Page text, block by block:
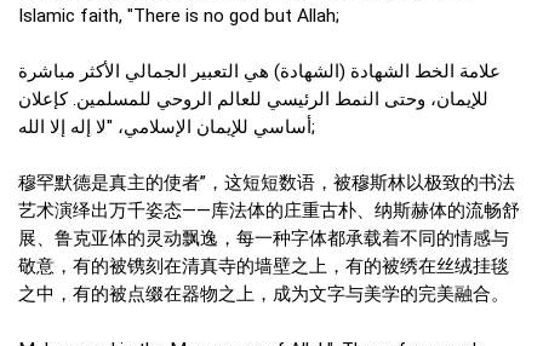
Islamic faith, "There is no god but Allah;
علامة الخط الشهادة (الشهادة) هي التعبير الجمالي الأكثر مباشرة
للإيمان، وحتى النمط الرئيسي للعالم الروحي للمسلمين. كإعلان
أساسي للإيمان الإسلامي، "لا إله إلا الله;
穆罕默德是真主的使者”，这短短数语，被穆斯林以极致的书法
艺术演绎出万千姿态——库法体的庄重古朴、纳斯赫体的流畅舒
展、鲁克亚体的灵动飘逸，每一种字体都承载着不同的情感与
敬意，有的被镌刻在清真寺的墙壁之上，有的被绣在丝绒挂毯
之中，有的被点缀在器物之上，成为文字与美学的完美融合。